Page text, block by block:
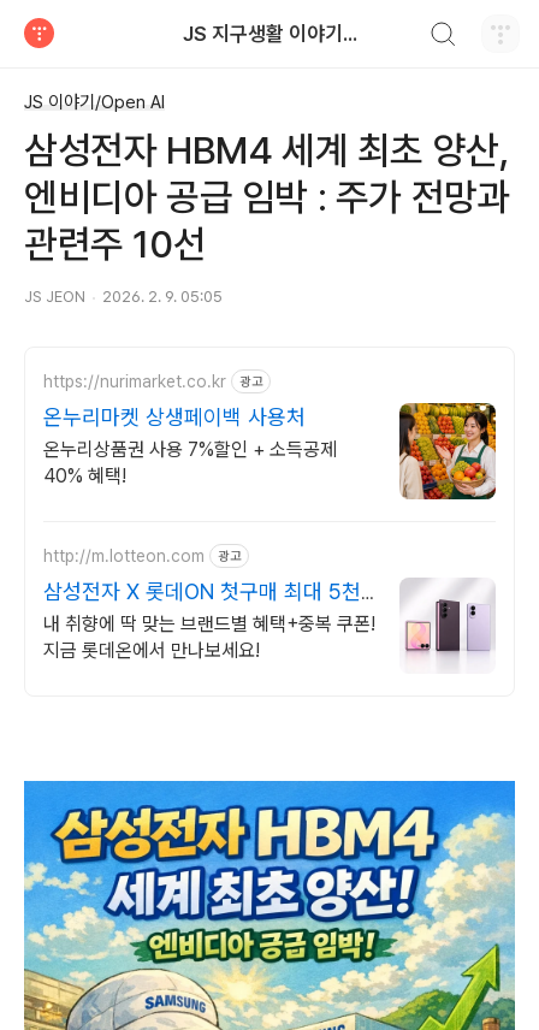
JS 지구생활 이야기...
JS 이야기/Open AI
삼성전자 HBM4 세계 최초 양산,
엔비디아 공급 임박 : 주가 전망과
관련주 10선
JS JEON 2026. 2. 9. 05:05
https://nurimarket.co.kr 광고
온누리마켓 상생페이백 사용처
온누리상품권 사용 7%할인 + 소득공제
40% 혜택!
http://m.lotteon.com 광고
삼성전자 X 롯데ON 첫구매 최대 5천
원 혜택!
내 취향에 딱 맞는 브랜드별 혜택+중복 쿠폰!
지금 롯데온에서 만나보세요!